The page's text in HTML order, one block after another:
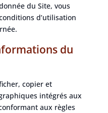
du Site, vous
d’utilisation
du
copier et
intégrés aux
aux règles